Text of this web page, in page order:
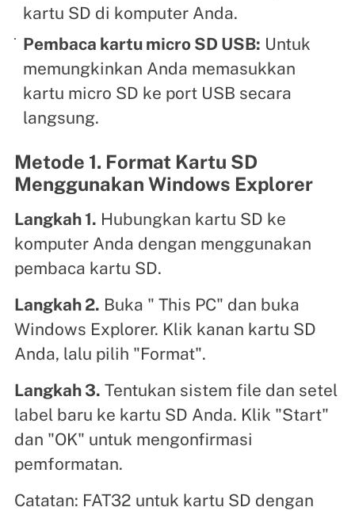
kartu SD di komputer Anda.
Pembaca kartu micro SD USB: Untuk
memungkinkan Anda memasukkan
kartu micro SD ke port USB secara
langsung.
Metode 1. Format Kartu SD
Menggunakan Windows Explorer
Langkah 1. Hubungkan kartu SD ke
komputer Anda dengan menggunakan
pembaca kartu SD.
Langkah 2. Buka " This PC" dan buka
Windows Explorer. Klik kanan kartu SD
Anda, lalu pilih "Format".
Langkah 3. Tentukan sistem file dan setel
label baru ke kartu SD Anda. Klik "Start"
dan "OK" untuk mengonfirmasi
pemformatan.
Catatan: FAT32 untuk kartu SD dengan